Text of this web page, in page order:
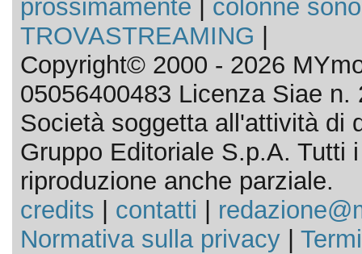
prossimamente
colonne
TROVASTREAMING
Copyright© 2000 - 2026
05056400483 Licenza Siae n.
Società soggetta all'attività di
Gruppo Editoriale S.p.A. Tutti
riproduzione anche parziale.
credits
contatti
Normativa sulla privacy|